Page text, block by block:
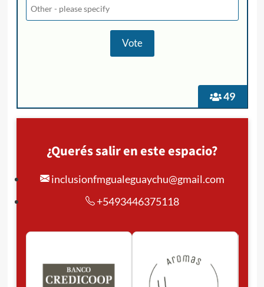
49
¿Querés salir en este espacio?
inclusionfmgualeguaychu@gmail.com
+5493446375118